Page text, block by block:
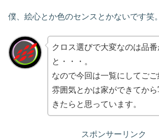
僕、絵心とか色のセンスとかないです笑。
クロス選びで大変なのは品
と・・・。
なので今回は一覧にしてごご
雰囲気とかは家ができてか
きたらと思っています。
スポンサーリンク